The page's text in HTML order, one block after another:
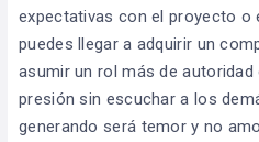
expectativas con el proyecto o
puedes llegar a adquirir un
asumir un rol más de
presión sin escuchar a los
generando será temor y no